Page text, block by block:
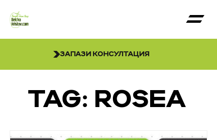
ЗАПАЗИ КОНСУЛТАЦИЯ
TAG: ROSEA